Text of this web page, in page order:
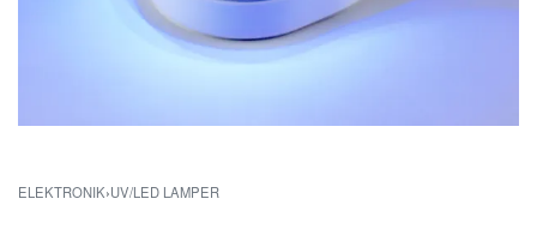
ELEKTRONIK›UV/LED LAMPER